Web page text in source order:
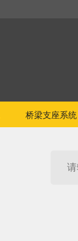
桥梁支座系统